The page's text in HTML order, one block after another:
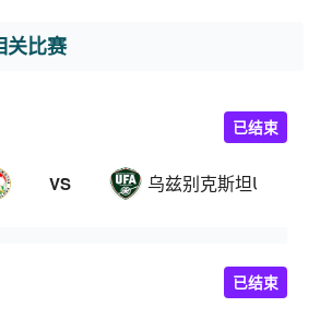
关比赛
VS 乌兹别克斯坦U19
已结束
已结束